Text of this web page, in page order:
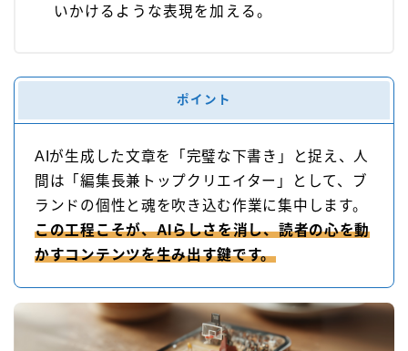
いかけるような表現を加える。
ポイント
AIが生成した文章を「完璧な下書き」と捉え、人
間は「編集長兼トップクリエイター」として、ブ
ランドの個性と魂を吹き込む作業に集中します。
この工程こそが、AIらしさを消し、読者の心を動
かすコンテンツを生み出す鍵です。